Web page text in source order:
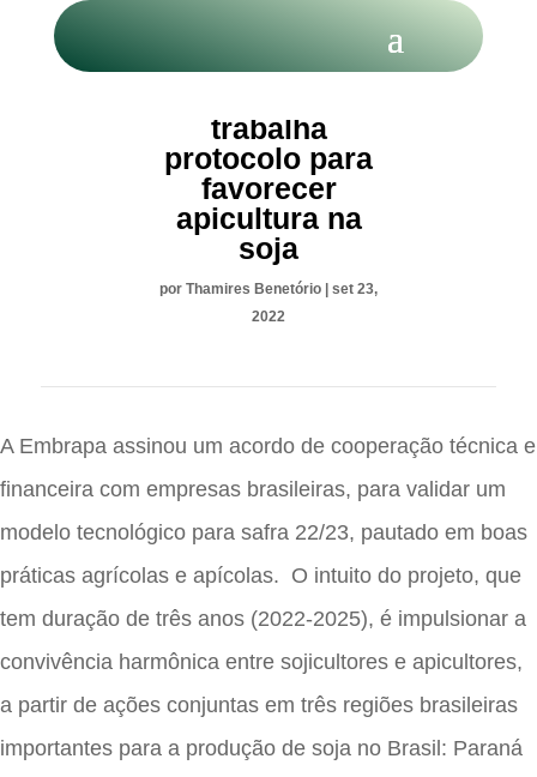
trabalha
protocolo para
favorecer
apicultura na
soja
por Thamires Benetório | set 23,
2022
A Embrapa assinou um acordo de cooperação técnica e
financeira com empresas brasileiras, para validar um
modelo tecnológico para safra 22/23, pautado em boas
práticas agrícolas e apícolas. O intuito do projeto, que
tem duração de três anos (2022-2025), é impulsionar a
convivência harmônica entre sojicultores e apicultores,
a partir de ações conjuntas em três regiões brasileiras
importantes para a produção de soja no Brasil: Paraná